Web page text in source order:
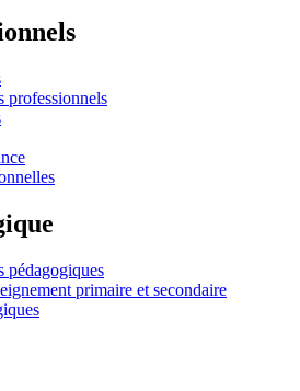
professionnels
pédagogiques
primaire et secondaire